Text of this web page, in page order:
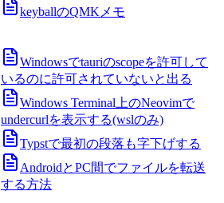
keyballのQMKメモ
Windowsでtauriのscopeを許可して
いるのに許可されていないと出る
Windows Terminal上のNeovimで
undercurlを表示する(wslのみ)
Typstで最初の段落も字下げする
AndroidとPC間でファイルを転送
する方法